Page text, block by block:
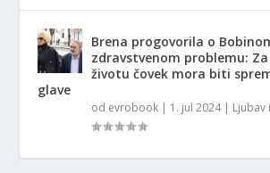
Brena progovorila o
zdravstvenom problemu:
životu čovek mora biti
glave
od evrobook | 1. jul 2024| Ljubav